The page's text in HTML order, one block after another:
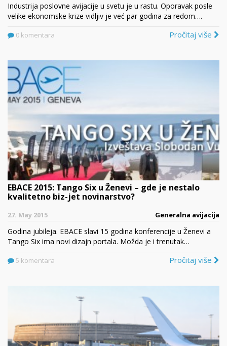
Industrija poslovne avijacije u svetu je u rastu. Oporavak posle
velike ekonomske krize vidljiv je već par godina za redom….
0 komentara Pročitaj više
EBACE 2015: Tango Six u Ženevi – gde je nestalo
kvalitetno biz-jet novinarstvo?
27. May 2015 Generalna avijacija
Godina jubileja. EBACE slavi 15 godina konferencije u Ženevi a
Tango Six ima novi dizajn portala. Možda je i trenutak…
5 komentara Pročitaj više